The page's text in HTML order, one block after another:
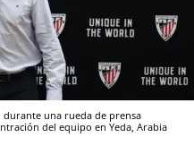
durante una rueda de prensa
del equipo en Yeda, Arabia